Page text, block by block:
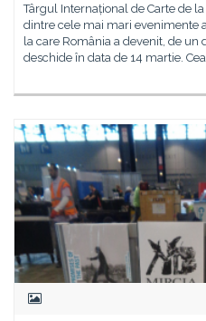
Târgul Internațional de Carte de
dintre cele mai mari evenimente
la care România a devenit, de un
deschide în data de 14 martie.